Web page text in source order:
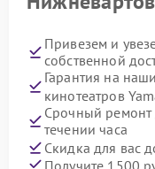
Привезем и
собственной
Гарантия на
кинотеатров
Срочный ремонт
течении часа
Скидка для вас
Получите 1500